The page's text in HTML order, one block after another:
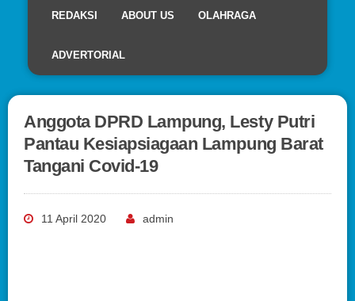
REDAKSI ABOUT US OLAHRAGA
ADVERTORIAL
Anggota DPRD Lampung, Lesty Putri
Pantau Kesiapsiagaan Lampung Barat
Tangani Covid-19
11 April 2020 admin